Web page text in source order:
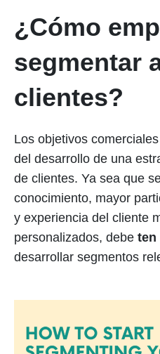
¿Cómo
segmentar
clientes?
Los objetivos
del desarrollo de una
de clientes. Ya sea que
conocimiento, mayor
y experiencia del cliente
personalizados, debe ten
desarrollar segmentos